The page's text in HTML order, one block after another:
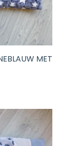
MET